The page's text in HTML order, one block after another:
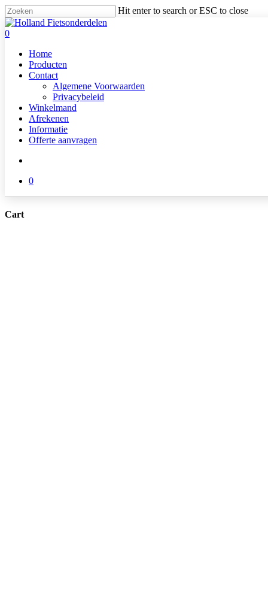
Skip
to
main
Hit enter to search or ESC to close
Close
Search
search
0
Home
Producten
Contact
Algemene Voorwaarden
Privacybeleid
Winkelmand
Afrekenen
Informatie
Offerte aanvragen
0
Cart